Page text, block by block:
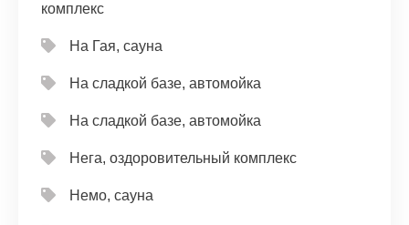
комплекс
На Гая, сауна
На сладкой базе, автомойка
На сладкой базе, автомойка
Нега, оздоровительный комплекс
Немо, сауна